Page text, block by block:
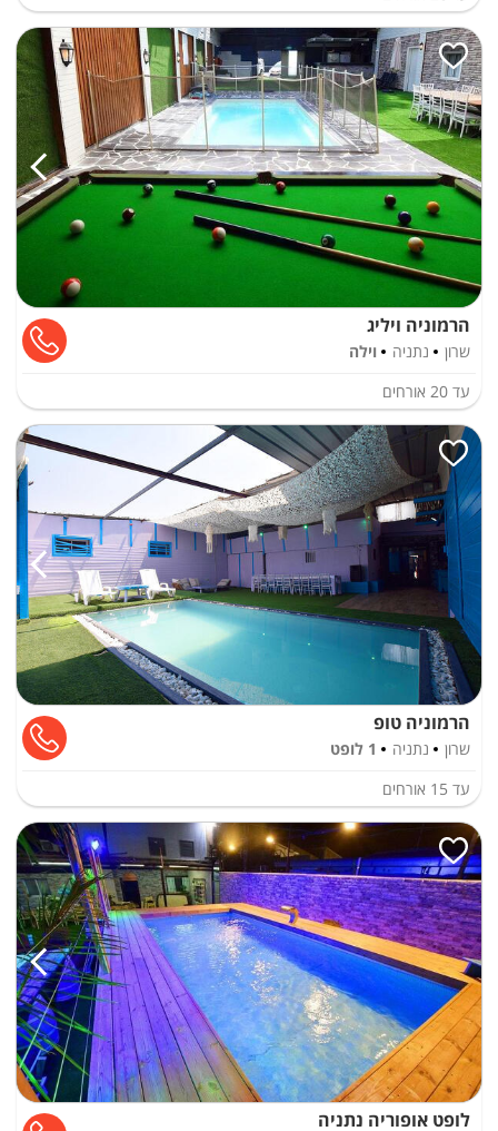
הרמוניה ויליג
שרון נתניה
וילה
עד 20 אורחים
הרמוניה טופ
שרון נתניה
1 לופט
עד 15 אורחים
לופט אופוריה נתניה